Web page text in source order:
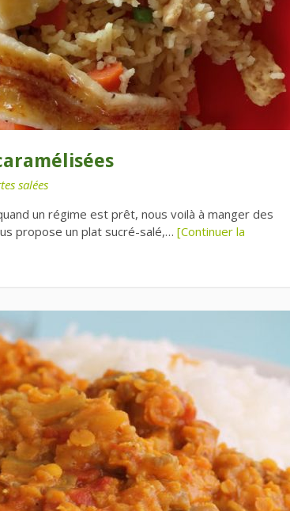
salées
un régime est prêt, nous voilà à manger des
propose un plat sucré-salé,… [Continuer la